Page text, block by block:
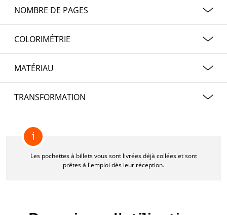
De 100 à 5 000 exemplaires
NOMBRE DE PAGES
1
COLORIMÉTRIE
MATÉRIAU
Carton chromosulfat
TRANSFORMATION
i
Les pochettes à billets vous sont livrées déjà collées et sont
prêtes à l'emploi dès leur réception.